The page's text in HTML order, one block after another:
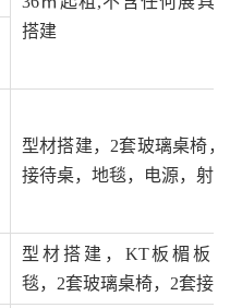
搭建
型材搭建，2套玻璃桌椅，
接待桌，地毯，电源，射
型材搭建，KT板楣板
毯，2套玻璃桌椅，2套接